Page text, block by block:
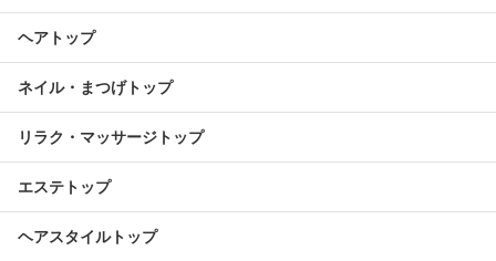
ヘアトップ
ネイル・まつげトップ
リラク・マッサージトップ
エステトップ
ヘアスタイルトップ